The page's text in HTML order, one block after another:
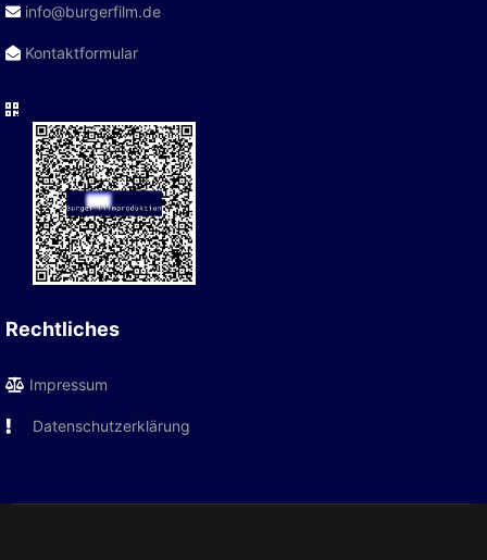
info@burgerfilm.de
Kontaktformular
Rechtliches
Impressum
Datenschutzerklärung